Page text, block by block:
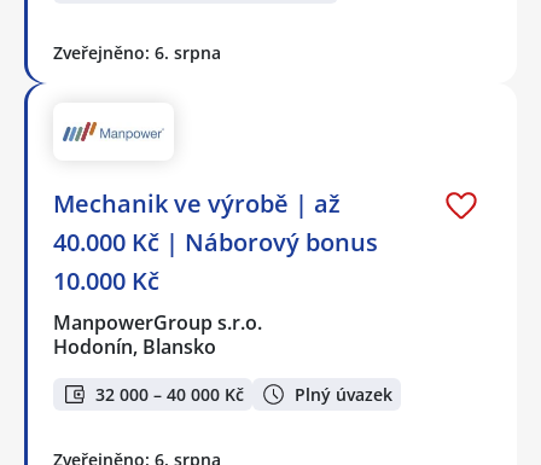
Zveřejněno: 6. srpna
Mechanik ve výrobě | až
40.000 Kč | Náborový bonus
10.000 Kč
ManpowerGroup s.r.o.
Hodonín, Blansko
32 000 – 40 000 Kč Plný úvazek
Zveřejněno: 6. srpna